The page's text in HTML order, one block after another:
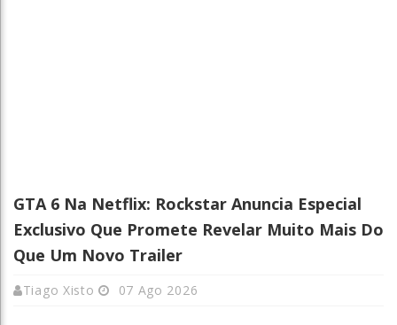
GTA 6 Na Netflix: Rockstar Anuncia Especial
Exclusivo Que Promete Revelar Muito Mais Do
Que Um Novo Trailer
Tiago Xisto 07 Ago 2026